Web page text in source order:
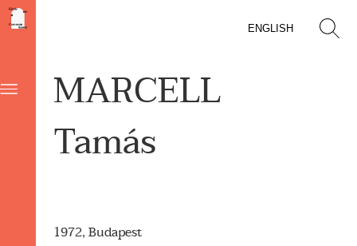
ENGLISH
MARCELL
Tamás
1972, Budapest